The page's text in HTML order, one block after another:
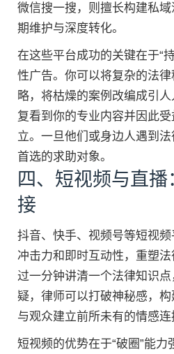
微信搜一搜，则擅长构建私
期维护与深度转化。
在这些平台成功的关键在于“
性广告。你可以将复杂的法
略，将枯燥的案例改编成引
复看到你的专业内容并因此
立。一旦他们或身边人遇到
首选的求助对象。
四、短视频与直
接
抖音、快手、视频号等短视
冲击力和即时互动性，重塑
过一分钟讲清一个法律知识
疑，律师可以打破神秘感，构
与观众建立前所未有的情感连
短视频的优势在于“破圈”能